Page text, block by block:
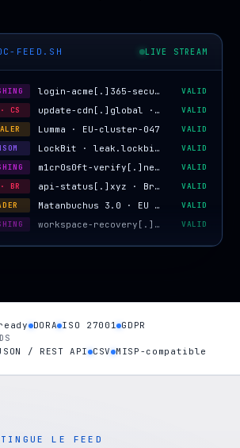
FEED.SH LIVE STREAM
login-acme[.]365-secure[.]net VALID
CS update-cdn[.]global · WM 1580103824 VALID
Lumma · EU-cluster-047 VALID
LockBit · leak.lockbit[.]onion VALID
m1cr0s0ft-verify[.]net · Evilginx VALID
BR api-status[.]xyz · BruteRatel VALID
Matanbuchus 3.0 · EU campaign VALID
workspace-recovery[.]xyz · Greatness VALID
DORA ISO 27001 GDPR
/ REST API CSV MISP-compatible
LE FEED